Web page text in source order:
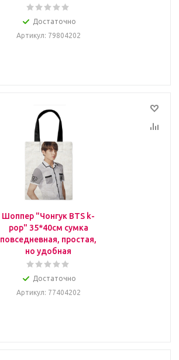
Достаточно
Артикул: 79804202
Шоппер "Чонгук BTS k-
pop" 35*40см сумка
повседневная, простая,
но удобная
Достаточно
Артикул: 77404202